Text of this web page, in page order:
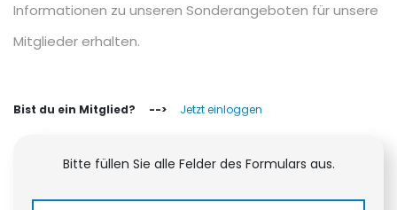
Informationen zu unseren Sonderangeboten für unsere
Mitglieder erhalten.
Bist du ein Mitglied? --> Jetzt einloggen
Bitte füllen Sie alle Felder des Formulars aus.